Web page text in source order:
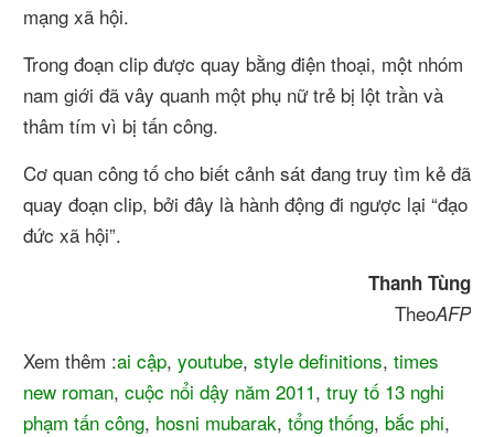
mạng xã hội.
Trong đoạn clip được quay bằng điện thoại, một nhóm
nam giới đã vây quanh một phụ nữ trẻ bị lột trần và
thâm tím vì bị tấn công.
Cơ quan công tố cho biết cảnh sát đang truy tìm kẻ đã
quay đoạn clip, bởi đây là hành động đi ngược lại “đạo
đức xã hội”.
Thanh Tùng
TheoAFP
Xem thêm :ai cập, youtube, style definitions, times
new roman, cuộc nổi dậy năm 2011, truy tố 13 nghi
phạm tấn công, hosni mubarak, tổng thống, bắc phi,